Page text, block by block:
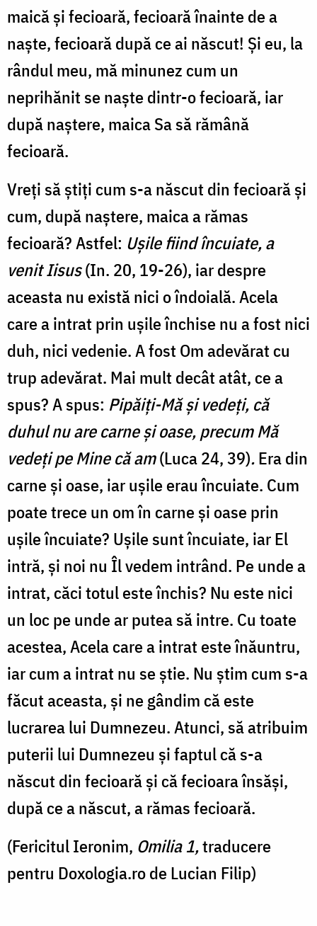
maică și fecioară, fecioară înainte de a
naște, fecioară după ce ai născut! Și eu, la
rândul meu, mă minunez cum un
neprihănit se naște dintr-o fecioară, iar
după naștere, maica Sa să rămână
fecioară.
Vreți să știți cum s-a născut din fecioară și
cum, după naștere, maica a rămas
fecioară? Astfel: Uşile fiind încuiate, a
venit Iisus(In. 20, 19-26), iar despre
aceasta nu există nici o îndoială. Acela
care a intrat prin ușile închise nu a fost nici
duh, nici vedenie. A fost Om adevărat cu
trup adevărat. Mai mult decât atât, ce a
spus? A spus: Pipăiţi-Mă şi vedeţi, că
duhul nu are carne şi oase, precum Mă
vedeţi pe Mine că am(Luca 24, 39).Era din
carne și oase, iar ușile erau încuiate. Cum
poate trece un om în carne și oase prin
ușile încuiate? Ușile sunt încuiate, iar El
intră, și noi nu Îl vedem intrând. Pe unde a
intrat, căci totul este închis? Nu este nici
un loc pe unde ar putea să intre. Cu toate
acestea, Acela care a intrat este înăuntru,
iar cum a intrat nu se știe. Nu știm cum s-a
făcut aceasta, și ne gândim că este
lucrarea lui Dumnezeu. Atunci, să atribuim
puterii lui Dumnezeu și faptul că s-a
născut din fecioară și că fecioara însăși,
după ce a născut, a rămas fecioară.
(Fericitul Ieronim, Omilia 1,traducere
pentru Doxologia.ro de Lucian Filip)